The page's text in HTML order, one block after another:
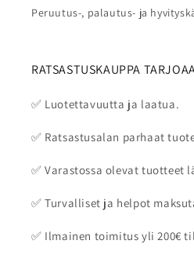
Peruutus-, palautus- ja
RATSASTUSKAUPPA
✅ Luotettavuutta ja laatua.
✅ Ratsastusalan parhaat
✅ Varastossa olevat tuotteet
✅ Turvalliset ja helpot
✅ Ilmainen toimitus yli 200€